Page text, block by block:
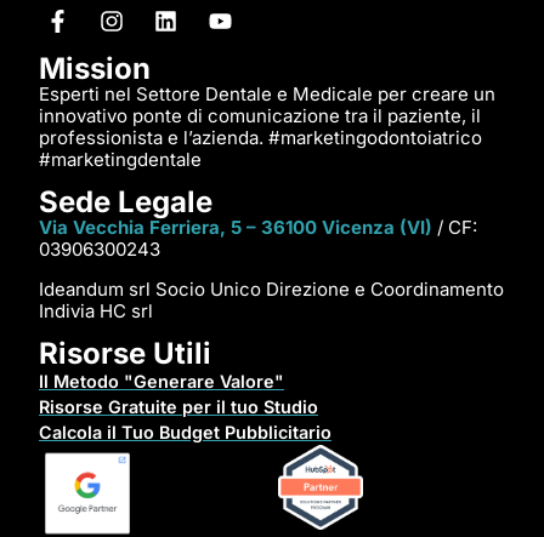
Mission
Esperti nel Settore Dentale e Medicale per creare un
innovativo ponte di comunicazione tra il paziente, il
professionista e l’azienda. #marketingodontoiatrico
#marketingdentale
Sede Legale
Via Vecchia Ferriera, 5 – 36100 Vicenza (VI) / CF:
03906300243
Ideandum srl Socio Unico Direzione e Coordinamento
Indivia HC srl
Risorse Utili
Il Metodo "Generare Valore"
Risorse Gratuite per il tuo Studio
Calcola il Tuo Budget Pubblicitario